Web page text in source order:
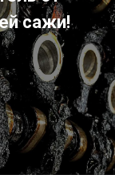
сажи!